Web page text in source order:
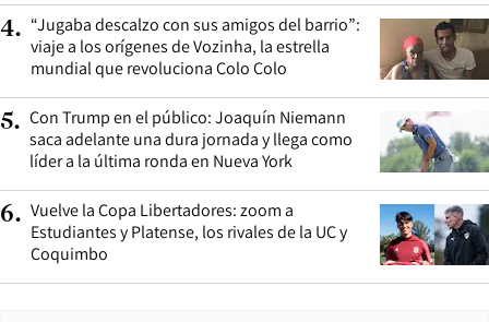
4. “Jugaba descalzo con sus amigos del barrio”:
viaje a los orígenes de Vozinha, la estrella
mundial que revoluciona Colo Colo
5. Con Trump en el público: Joaquín Niemann
saca adelante una dura jornada y llega como
líder a la última ronda en Nueva York
6. Vuelve la Copa Libertadores: zoom a
Estudiantes y Platense, los rivales de la UC y
Coquimbo